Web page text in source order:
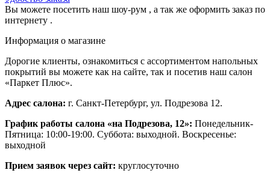
Вы можете посетить наш шоу-рум , а так же оформить заказ по
интернету .
Информация о магазине
Дорогие клиенты, ознакомиться с ассортиментом напольных
покрытий вы можете как на сайте, так и посетив наш салон
«Паркет Плюс».
Адрес салона: г. Санкт-Петербург, ул. Подрезова 12.
График работы салона «на Подрезова, 12»: Понедельник-
Пятница: 10:00-19:00. Суббота: выходной. Воскресенье:
выходной
Прием заявок через сайт: круглосуточно